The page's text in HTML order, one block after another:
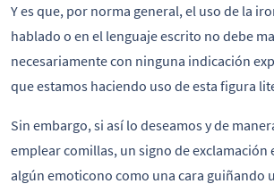
Y es que, por norma general, el uso de la
hablado o en el lenguaje escrito no debe
necesariamente con ninguna indicación
que estamos haciendo uso de esta figura
Sin embargo, si así lo deseamos y de
emplear comillas, un signo de exclamación
algún emoticono como una cara guiñando